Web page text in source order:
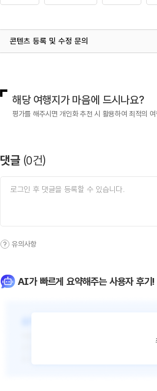
콘텐츠 등록 및 수정 문의
해당 여행지가 마음에 드시나요?
평가를 해주시면 개인화 추천 시 활용하여 최적의
댓글 (0건)
유의사항
AI가 빠르게 요약해주는 사용자 후기!